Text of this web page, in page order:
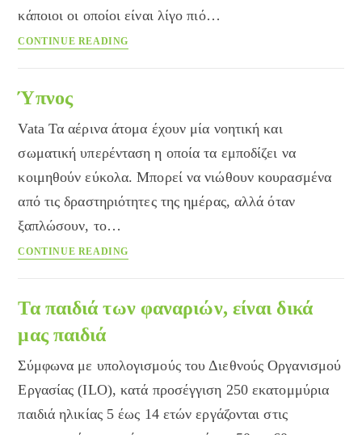
κάποιοι οι οποίοι είναι λίγο πιό…
CONTINUE READING
Ύπνος
Vata Τα αέρινα άτομα έχουν μία νοητική και
σωματική υπερένταση η οποία τα εμποδίζει να
κοιμηθούν εύκολα. Μπορεί να νιώθουν κουρασμένα
από τις δραστηριότητες της ημέρας, αλλά όταν
ξαπλώσουν, το…
CONTINUE READING
Τα παιδιά των φαναριών, είναι δικά
μας παιδιά
Σύμφωνα με υπολογισμούς του Διεθνούς Οργανισμού
Εργασίας (ILO), κατά προσέγγιση 250 εκατομμύρια
παιδιά ηλικίας 5 έως 14 ετών εργάζονται στις